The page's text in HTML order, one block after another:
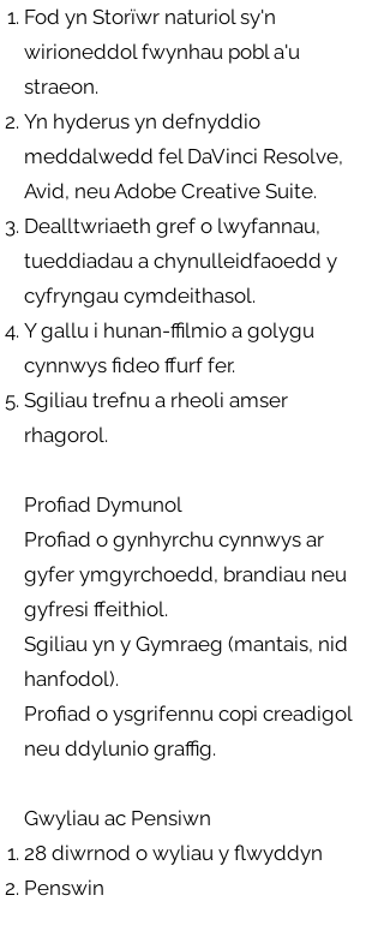
Fod yn Storïwr naturiol sy'n
wirioneddol fwynhau pobl a'u
straeon.
Yn hyderus yn defnyddio
meddalwedd fel DaVinci Resolve,
Avid, neu Adobe Creative Suite.
Dealltwriaeth gref o lwyfannau,
tueddiadau a chynulleidfaoedd y
cyfryngau cymdeithasol.
Y gallu i hunan-ffilmio a golygu
cynnwys fideo ffurf fer.
Sgiliau trefnu a rheoli amser
rhagorol.
Profiad Dymunol
Profiad o gynhyrchu cynnwys ar
gyfer ymgyrchoedd, brandiau neu
gyfresi ffeithiol.
Sgiliau yn y Gymraeg (mantais, nid
hanfodol).
Profiad o ysgrifennu copi creadigol
neu ddylunio graffig.
Gwyliau ac Pensiwn
28 diwrnod o wyliau y flwyddyn
Penswin